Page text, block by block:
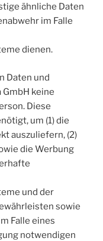
ähnliche Daten
im Falle
dienen.
Daten und
keine
Diese
um (1) die
auszuliefern, (2)
die Werbung
und der
sowie
Falle eines
notwendigen